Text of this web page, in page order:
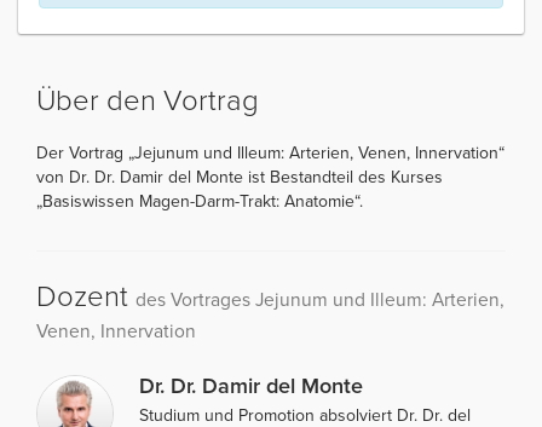
Über den Vortrag
Der Vortrag „Jejunum und Illeum: Arterien, Venen, Innervation“
von Dr. Dr. Damir del Monte ist Bestandteil des Kurses
„Basiswissen Magen-Darm-Trakt: Anatomie“.
Dozent des Vortrages Jejunum und Illeum: Arterien,
Venen, Innervation
Dr. Dr. Damir del Monte
Studium und Promotion absolviert Dr. Dr. del